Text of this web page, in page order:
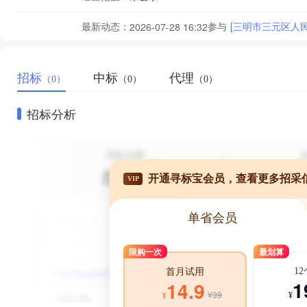
最新动态： 2026-07-28 16:32参与 [三明市三元区人
招标 （0） 中标 （0） 代理 （0）
招标分析
VIP 开通寻标宝会员，查看更多招采
单省会员
限购一次
首月试用
¥14.9 ¥39
最划算
12
¥